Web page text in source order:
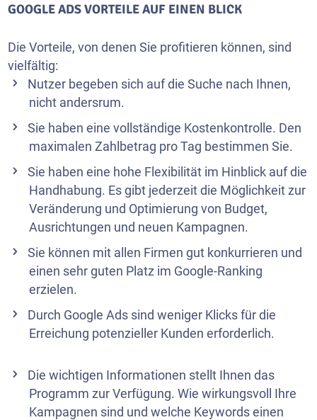
GOOGLE ADS VORTEILE AUF EINEN BLICK
Die Vorteile, von denen Sie profitieren können, sind
vielfältig:
Nutzer begeben sich auf die Suche nach Ihnen,
nicht andersrum.
Sie haben eine vollständige Kostenkontrolle. Den
maximalen Zahlbetrag pro Tag bestimmen Sie.
Sie haben eine hohe Flexibilität im Hinblick auf die
Handhabung. Es gibt jederzeit die Möglichkeit zur
Veränderung und Optimierung von Budget,
Ausrichtungen und neuen Kampagnen.
Sie können mit allen Firmen gut konkurrieren und
einen sehr guten Platz im Google-Ranking
erzielen.
Durch Google Ads sind weniger Klicks für die
Erreichung potenzieller Kunden erforderlich.
Die wichtigen Informationen stellt Ihnen das
Programm zur Verfügung. Wie wirkungsvoll Ihre
Kampagnen sind und welche Keywords einen